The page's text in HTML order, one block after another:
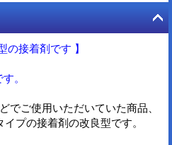
の接着剤です 】
。
でご使用いただいていた商品、
プの接着剤の改良型です。